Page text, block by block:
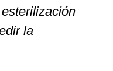
la